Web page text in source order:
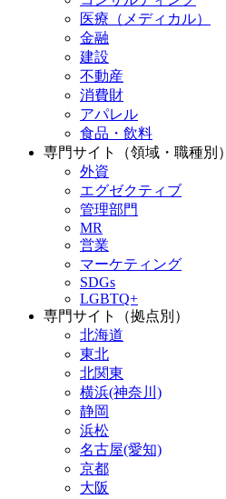
医療（メディカル）
金融
建設
不動産
消費財
アパレル
食品・飲料
専門サイト（領域・職種別）
外資
エグゼクティブ
管理部門
MR
営業
マーケティング
SDGs
LGBTQ+
専門サイト（拠点別）
北海道
東北
北関東
横浜(神奈川)
静岡
浜松
名古屋(愛知)
京都
大阪